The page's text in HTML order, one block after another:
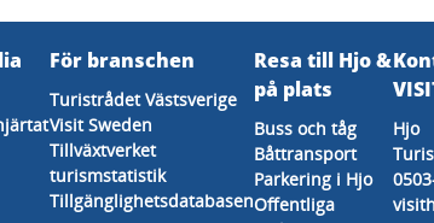
För branschen
Turistrådet Västsverige
Visit Sweden
Tillväxtverket
turismstatistik
Tillgänglighetsdatabasen
Resa till Hjo &
på plats
Buss och tåg
Båttransport
Parkering i Hjo
Offentliga
Hjo